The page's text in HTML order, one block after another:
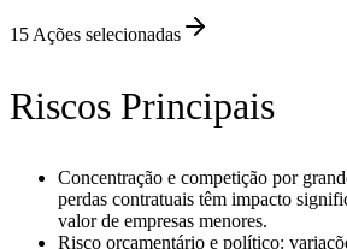
15 Ações selecionadas
Riscos Principais
Concentração e competição por
perdas contratuais têm impacto
valor de empresas menores.
Risco orçamentário e político: